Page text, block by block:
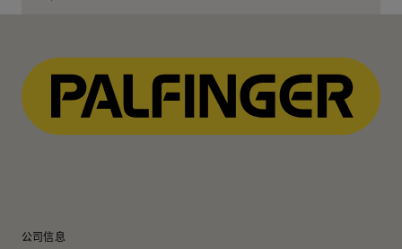
公司信息